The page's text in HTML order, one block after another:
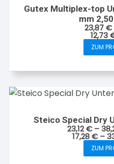
Gutex Multiplex-top
mm
23,87€
12,73
ZUM
Steico Special Dry
23,12€–
17,28€–
ZUM